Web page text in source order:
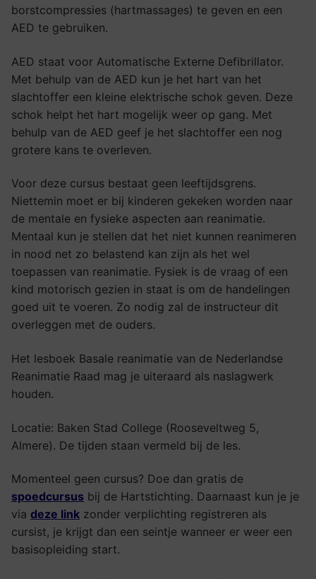
borstcompressies (hartmassages) te geven en een
AED te gebruiken.
AED staat voor Automatische Externe Defibrillator.
Met behulp van de AED kun je het hart van het
slachtoffer een kleine elektrische schok geven. Deze
schok helpt het hart mogelijk weer op gang. Met
behulp van de AED geef je het slachtoffer een nog
grotere kans te overleven.
Voor deze cursus bestaat geen leeftijdsgrens.
Niettemin moet er bij kinderen gekeken worden naar
de mentale en fysieke aspecten aan reanimatie.
Mentaal kun je stellen dat het niet kunnen reanimeren
in nood net zo belastend kan zijn als het wel
toepassen van reanimatie. Fysiek is de vraag of een
kind motorisch gezien in staat is om de handelingen
goed uit te voeren. Zo nodig zal de instructeur dit
overleggen met de ouders.
Het lesboek Basale reanimatie van de Nederlandse
Reanimatie Raad mag je uiteraard als naslagwerk
houden.
Locatie: Baken Stad College (Rooseveltweg 5,
Almere). De tijden staan vermeld bij de les.
Momenteel geen cursus? Doe dan gratis de
spoedcursus bij de Hartstichting. Daarnaast kun je je
via deze link zonder verplichting registreren als
cursist, je krijgt dan een seintje wanneer er weer een
basisopleiding start.